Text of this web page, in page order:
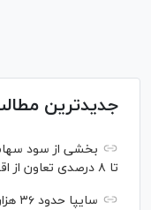
جدیدترین
تا ۸ درصدی تعاون از اقتصاد ملی
سایپا حدود ۳۶ هزار دستگاه از تعهدات خود را کاهش داد